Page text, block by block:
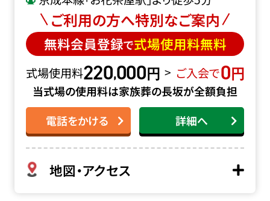
ご利用の方へ特別なご案内
無料会員登録で式場使用料無料
式場使用料220,000円 > ご入会で0円
当式場の使用料は家族葬の長坂が全額負担
電話をかける
詳細へ
地図・アクセス